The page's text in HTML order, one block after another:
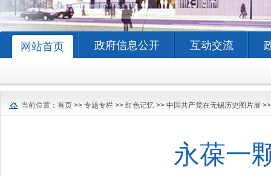
网站首页 政府信息公开 互动交流
当前位置： 首页 >> 专题专栏 >> 红色记忆 >> 中国共产党在无锡历史图片展
永葆一